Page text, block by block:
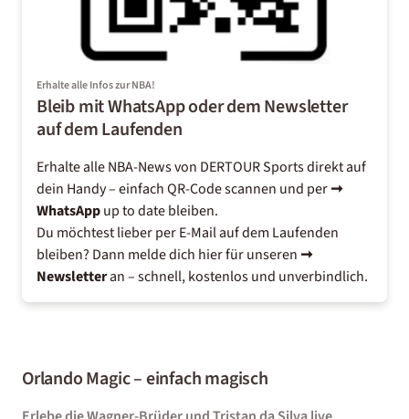
Erhalte alle Infos zur NBA!
Bleib mit WhatsApp oder dem Newsletter
auf dem Laufenden
Erhalte alle NBA-News von DERTOUR Sports direkt auf
dein Handy – einfach QR-Code scannen und per➞
WhatsAppup to date bleiben.
Du möchtest lieber per E-Mail auf dem Laufenden
bleiben? Dann melde dich hier für unseren ➞
Newsletteran – schnell, kostenlos und unverbindlich.
Orlando Magic – einfach magisch